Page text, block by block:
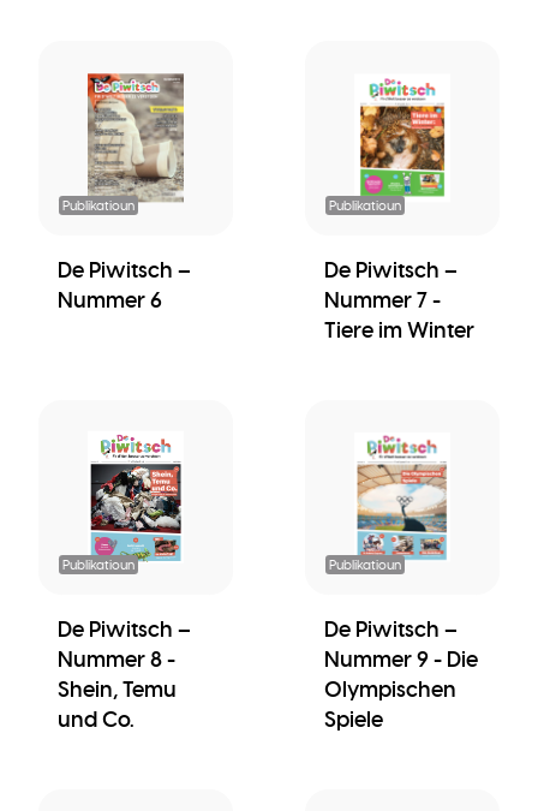
Publikatioun
De Piwitsch –
Nummer 6
Publikatioun
De Piwitsch –
Nummer 7 -
Tiere im Winter
Publikatioun
De Piwitsch –
Nummer 8 -
Shein, Temu
und Co.
Publikatioun
De Piwitsch –
Nummer 9 - Die
Olympischen
Spiele